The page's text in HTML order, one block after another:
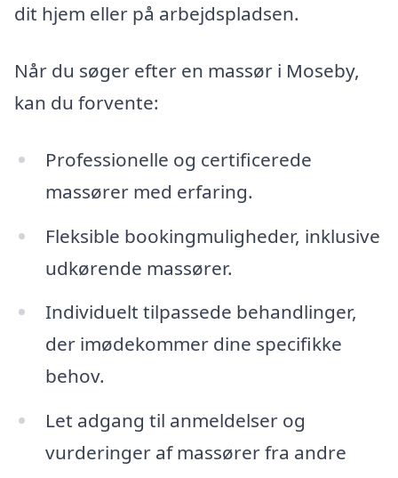
dit hjem eller på arbejdspladsen.
Når du søger efter en massør i Moseby,
kan du forvente:
Professionelle og certificerede
massører med erfaring.
Fleksible bookingmuligheder, inklusive
udkørende massører.
Individuelt tilpassede behandlinger,
der imødekommer dine specifikke
behov.
Let adgang til anmeldelser og
vurderinger af massører fra andre